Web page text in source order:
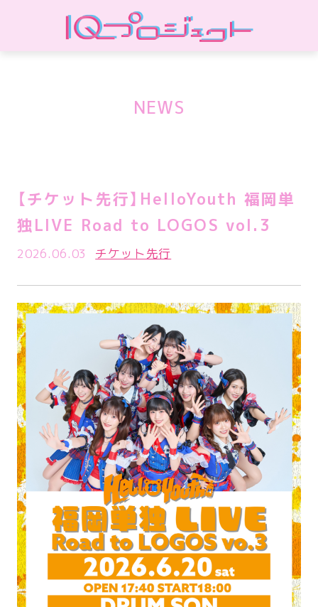
NEWS
【チケット先行】HelloYouth 福岡単
独LIVE Road to LOGOS vol.3
2026.06.03 チケット先行